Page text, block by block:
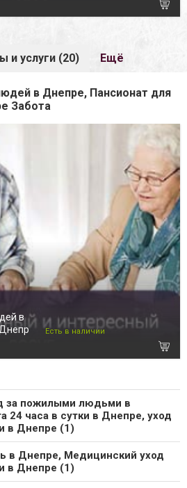
и услуги (20) Ещё
в Днепре, Пансионат для
Забота
в
Днепр
Есть в наличии
за пожилыми людьми в
24 часа в сутки в Днепре, уход
в Днепре (1)
в Днепре, Медицинский уход
в Днепре (1)